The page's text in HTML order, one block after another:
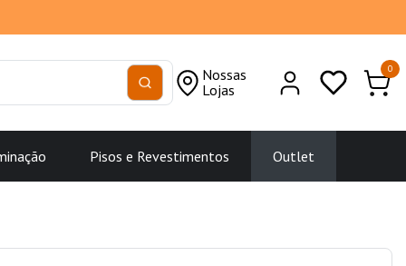
Nossas
Lojas
0
Pisos e Revestimentos Outlet